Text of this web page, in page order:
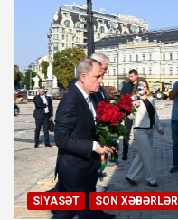
SIYASƏT SON XƏBƏRLƏR